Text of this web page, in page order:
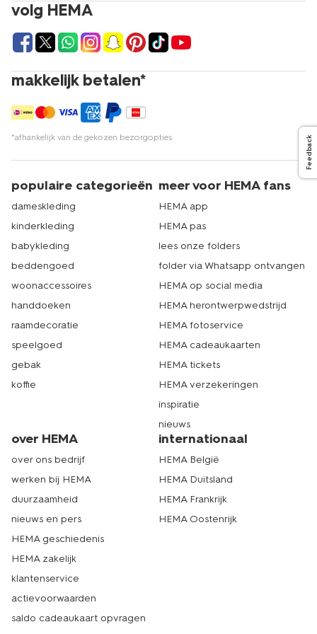
Feedback
Heb je een aantal leuke herentruien in maat XXL
gevonden? Shop ze eenvoudig online via hema.nl of
kom langs in de HEMA-winkel bij jou in de buurt. We
hebben 500 filialen in heel Nederland. Er zit dus vast een
bestellen, dan zorgen wij ervoor dat je jouw nieuwe
items zo snel mogelijk in huis hebt. Twijfel je over de juiste
maat trui die je nodig hebt? Neem dan een kijkje in onze
handige maattabellen . Zo weet je zeker dat je de juiste
maat bestelt en kom je niet voor teleurstellingen te
staan. Veel shopplezier! Echt HEMA.
volg HEMA
makkelijk betalen*
*afhankelijk van de gekozen bezorgopties
populaire categorieën
dameskleding
kinderkleding
babykleding
beddengoed
woonaccessoires
handdoeken
raamdecoratie
speelgoed
gebak
koffie
meer voor HEMA fans
HEMA app
HEMA pas
lees onze folders
folder via Whatsapp ontvangen
HEMA op social media
HEMA herontwerpwedstrijd
HEMA fotoservice
HEMA cadeaukaarten
HEMA tickets
HEMA verzekeringen
inspiratie
nieuws
over HEMA
over ons bedrijf
werken bij HEMA
duurzaamheid
nieuws en pers
HEMA geschiedenis
HEMA zakelijk
klantenservice
actievoorwaarden
saldo cadeaukaart opvragen
internationaal
HEMA België
HEMA Duitsland
HEMA Frankrijk
HEMA Oostenrijk